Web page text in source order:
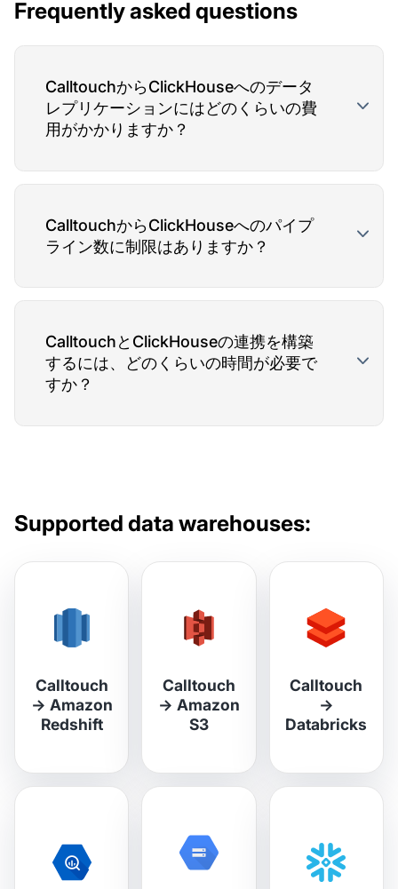
Frequently asked questions
CalltouchからClickHouseへのデータ
レプリケーションにはどのくらいの費
用がかかりますか？
CalltouchからClickHouseへのパイプ
ライン数に制限はありますか？
CalltouchとClickHouseの連携を構築
するには、どのくらいの時間が必要で
すか？
Supported data warehouses:
Calltouch
→ Amazon
Redshift
Calltouch
→ Amazon
S3
Calltouch
→
Databricks